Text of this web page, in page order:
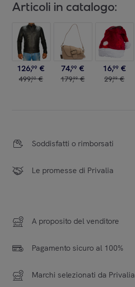
Articoli in catalogo:
126,99 €
499,00 €
74,99 €
179,99 €
16,99 €
29,99 €
Soddisfatti o rimborsati
Le promesse di Privalia
A proposito del venditore
Pagamento sicuro al 100%
Marchi selezionati da Privalia